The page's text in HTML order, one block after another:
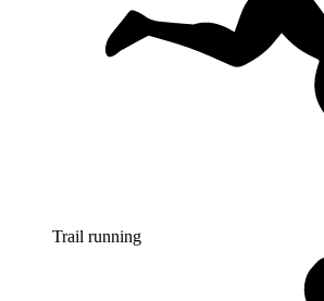
Trail running